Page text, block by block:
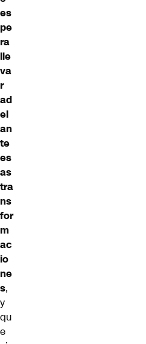
es
pe
ra
lle
va
r
ad
el
an
te
es
as
tra
ns
for
m
ac
io
ne
s,
y
qu
e